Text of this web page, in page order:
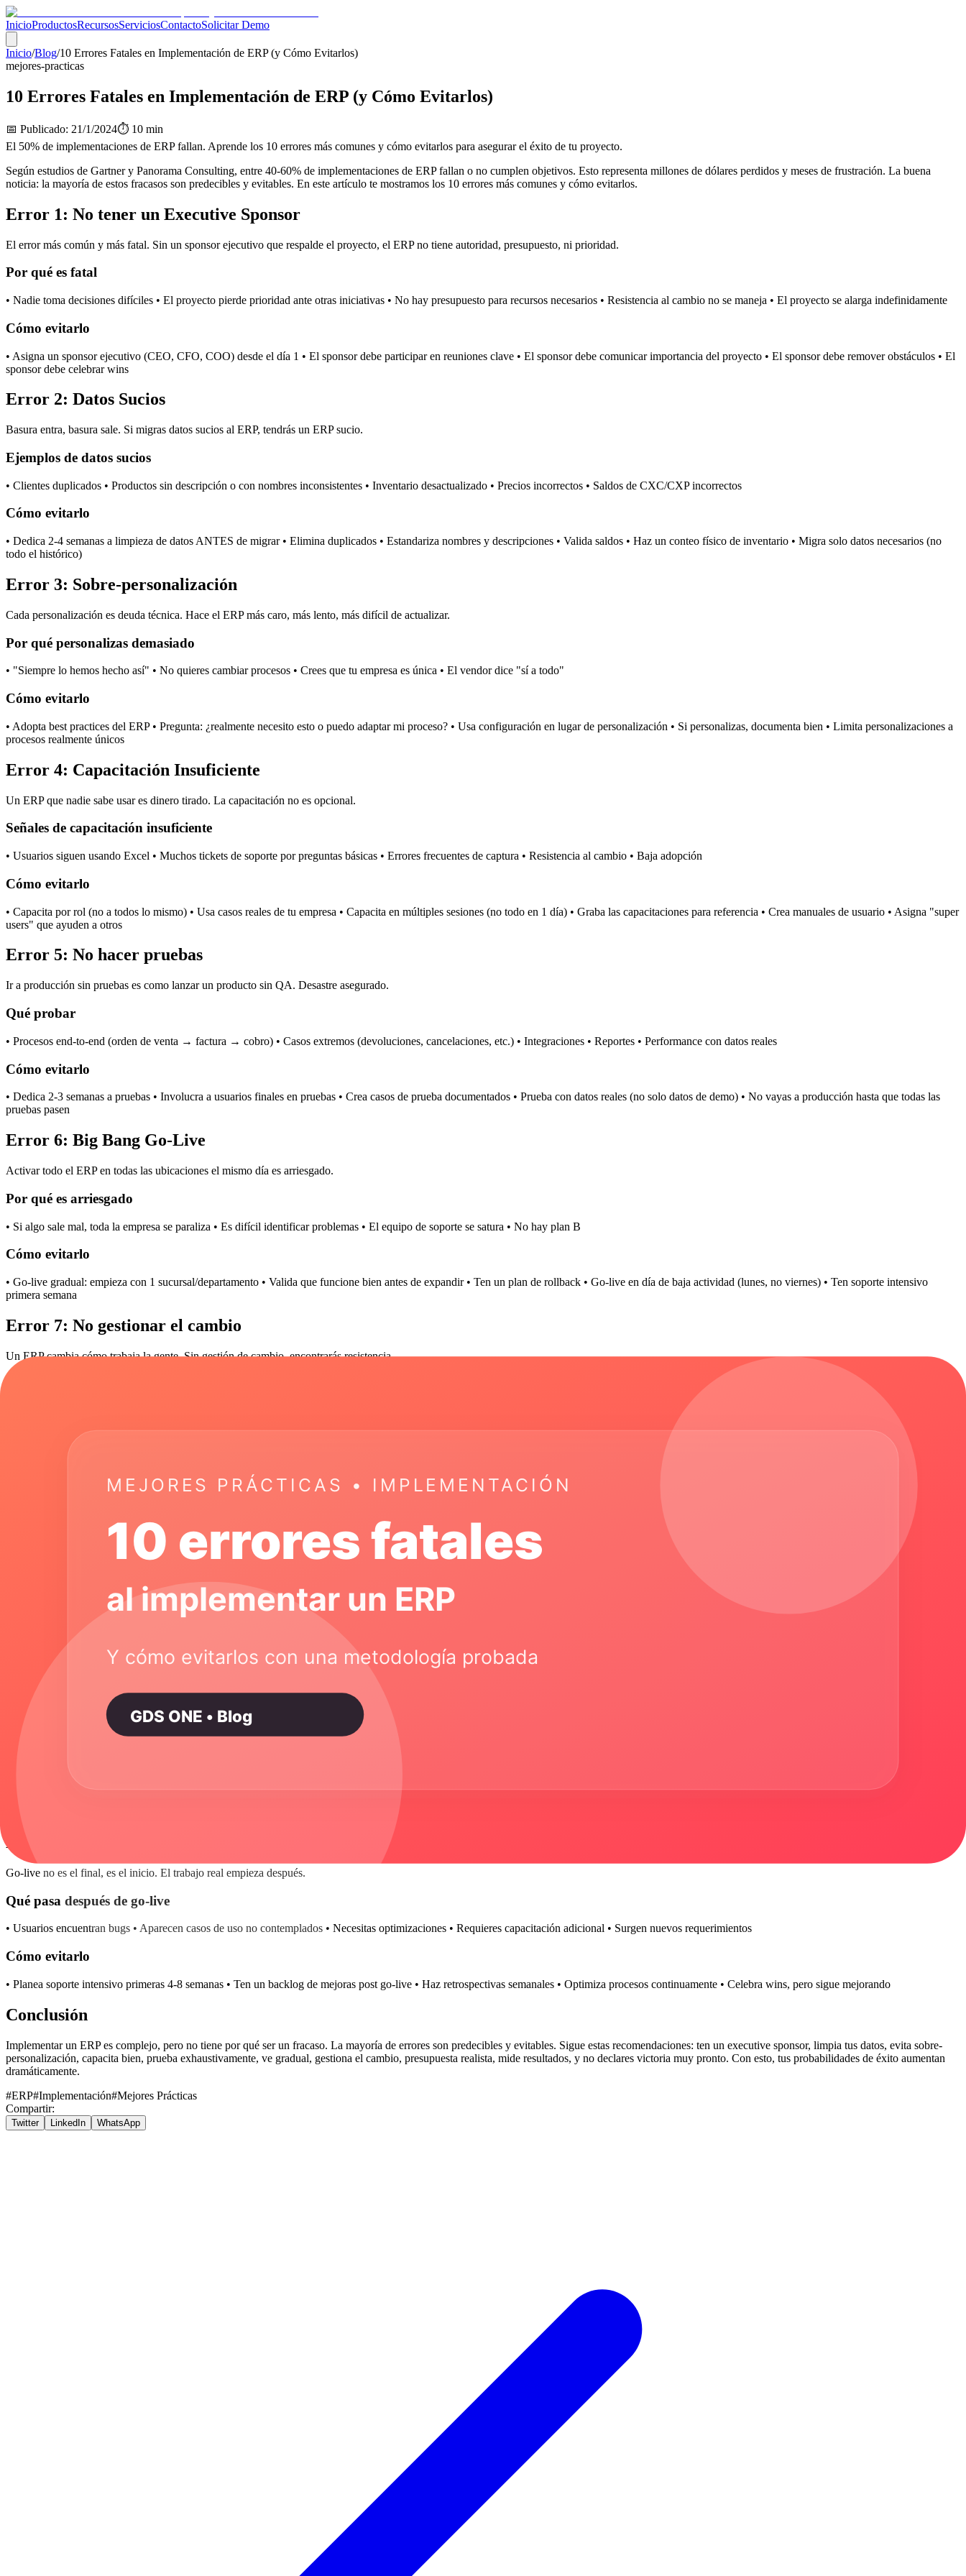
InicioProductosRecursosServiciosContactoSolicitar Demo
Inicio/Blog/10 Errores Fatales en Implementación de ERP (y Cómo Evitarlos)
mejores-practicas
10 Errores Fatales en Implementación de ERP (y Cómo Evitarlos)
📅 Publicado: 21/1/2024⏱️ 10 min
El 50% de implementaciones de ERP fallan. Aprende los 10 errores más comunes y cómo evitarlos para asegurar el éxito de tu proyecto.
Según estudios de Gartner y Panorama Consulting, entre 40-60% de implementaciones de ERP fallan o no cumplen objetivos. Esto representa millones de dólares perdidos y meses de frustración. La buena
noticia: la mayoría de estos fracasos son predecibles y evitables. En este artículo te mostramos los 10 errores más comunes y cómo evitarlos.
Error 1: No tener un Executive Sponsor
El error más común y más fatal. Sin un sponsor ejecutivo que respalde el proyecto, el ERP no tiene autoridad, presupuesto, ni prioridad.
Por qué es fatal
• Nadie toma decisiones difíciles • El proyecto pierde prioridad ante otras iniciativas • No hay presupuesto para recursos necesarios • Resistencia al cambio no se maneja • El proyecto se alarga indefinidamente
Cómo evitarlo
• Asigna un sponsor ejecutivo (CEO, CFO, COO) desde el día 1 • El sponsor debe participar en reuniones clave • El sponsor debe comunicar importancia del proyecto • El sponsor debe remover obstáculos • El
sponsor debe celebrar wins
Error 2: Datos Sucios
Basura entra, basura sale. Si migras datos sucios al ERP, tendrás un ERP sucio.
Ejemplos de datos sucios
• Clientes duplicados • Productos sin descripción o con nombres inconsistentes • Inventario desactualizado • Precios incorrectos • Saldos de CXC/CXP incorrectos
Cómo evitarlo
• Dedica 2-4 semanas a limpieza de datos ANTES de migrar • Elimina duplicados • Estandariza nombres y descripciones • Valida saldos • Haz un conteo físico de inventario • Migra solo datos necesarios (no
todo el histórico)
Error 3: Sobre-personalización
Cada personalización es deuda técnica. Hace el ERP más caro, más lento, más difícil de actualizar.
Por qué personalizas demasiado
• "Siempre lo hemos hecho así" • No quieres cambiar procesos • Crees que tu empresa es única • El vendor dice "sí a todo"
Cómo evitarlo
• Adopta best practices del ERP • Pregunta: ¿realmente necesito esto o puedo adaptar mi proceso? • Usa configuración en lugar de personalización • Si personalizas, documenta bien • Limita personalizaciones a
procesos realmente únicos
Error 4: Capacitación Insuficiente
Un ERP que nadie sabe usar es dinero tirado. La capacitación no es opcional.
Señales de capacitación insuficiente
• Usuarios siguen usando Excel • Muchos tickets de soporte por preguntas básicas • Errores frecuentes de captura • Resistencia al cambio • Baja adopción
Cómo evitarlo
• Capacita por rol (no a todos lo mismo) • Usa casos reales de tu empresa • Capacita en múltiples sesiones (no todo en 1 día) • Graba las capacitaciones para referencia • Crea manuales de usuario • Asigna "super
users" que ayuden a otros
Error 5: No hacer pruebas
Ir a producción sin pruebas es como lanzar un producto sin QA. Desastre asegurado.
Qué probar
• Procesos end-to-end (orden de venta → factura → cobro) • Casos extremos (devoluciones, cancelaciones, etc.) • Integraciones • Reportes • Performance con datos reales
Cómo evitarlo
• Dedica 2-3 semanas a pruebas • Involucra a usuarios finales en pruebas • Crea casos de prueba documentados • Prueba con datos reales (no solo datos de demo) • No vayas a producción hasta que todas las
pruebas pasen
Error 6: Big Bang Go-Live
Activar todo el ERP en todas las ubicaciones el mismo día es arriesgado.
Por qué es arriesgado
• Si algo sale mal, toda la empresa se paraliza • Es difícil identificar problemas • El equipo de soporte se satura • No hay plan B
Cómo evitarlo
• Go-live gradual: empieza con 1 sucursal/departamento • Valida que funcione bien antes de expandir • Ten un plan de rollback • Go-live en día de baja actividad (lunes, no viernes) • Ten soporte intensivo
primera semana
Error 7: No gestionar el cambio
Un ERP cambia cómo trabaja la gente. Sin gestión de cambio, encontrarás resistencia.
Cómo evitarlo
• Comunica el "por qué" (no solo el "qué") • Involucra a usuarios desde el inicio • Celebra quick wins • Escucha feedback y actúa • Reconoce a early adopters • Sé paciente: el cambio toma tiempo
Error 8: Subestimar tiempo y costo
El 80% de proyectos ERP se pasan de tiempo y presupuesto.
• Scope creep (agregar funcionalidad) • Datos más sucios de lo esperado • Más personalizaciones de lo planeado • Problemas de integración • Resistencia al cambio
• Agrega 30% de buffer a tiempo y costo • Define scope claramente y congélalo • Usa metodología ágil (entregas incrementales) • Revisa avance semanalmente • Escala o reduce scope si es necesario
Error 9: No medir resultados
Si no mides, no sabes si el ERP fue exitoso o no.
Qué medir
• KPIs operacionales (tiempo de ciclo, errores, etc.) • KPIs financieros (costos, margen, etc.) • Adopción (% de usuarios activos) • Satisfacción de usuarios • ROI
Cómo evitarlo
• Define KPIs ANTES de implementar • Mide baseline (antes del ERP) • Mide a 3, 6, 12 meses post go-live • Compara vs baseline • Comunica resultados
Error 10: Declarar victoria muy pronto
Go-live no es el final, es el inicio. El trabajo real empieza después.
Qué pasa después de go-live
• Usuarios encuentran bugs • Aparecen casos de uso no contemplados • Necesitas optimizaciones • Requieres capacitación adicional • Surgen nuevos requerimientos
Cómo evitarlo
• Planea soporte intensivo primeras 4-8 semanas • Ten un backlog de mejoras post go-live • Haz retrospectivas semanales • Optimiza procesos continuamente • Celebra wins, pero sigue mejorando
Conclusión
Implementar un ERP es complejo, pero no tiene por qué ser un fracaso. La mayoría de errores son predecibles y evitables. Sigue estas recomendaciones: ten un executive sponsor, limpia tus datos, evita sobre-
personalización, capacita bien, prueba exhaustivamente, ve gradual, gestiona el cambio, presupuesta realista, mide resultados, y no declares victoria muy pronto. Con esto, tus probabilidades de éxito aumentan
dramáticamente.
#ERP#Implementación#Mejores Prácticas
Compartir:
Twitter LinkedIn WhatsApp